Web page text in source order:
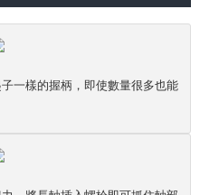
一樣的握柄，即使數量很多也能